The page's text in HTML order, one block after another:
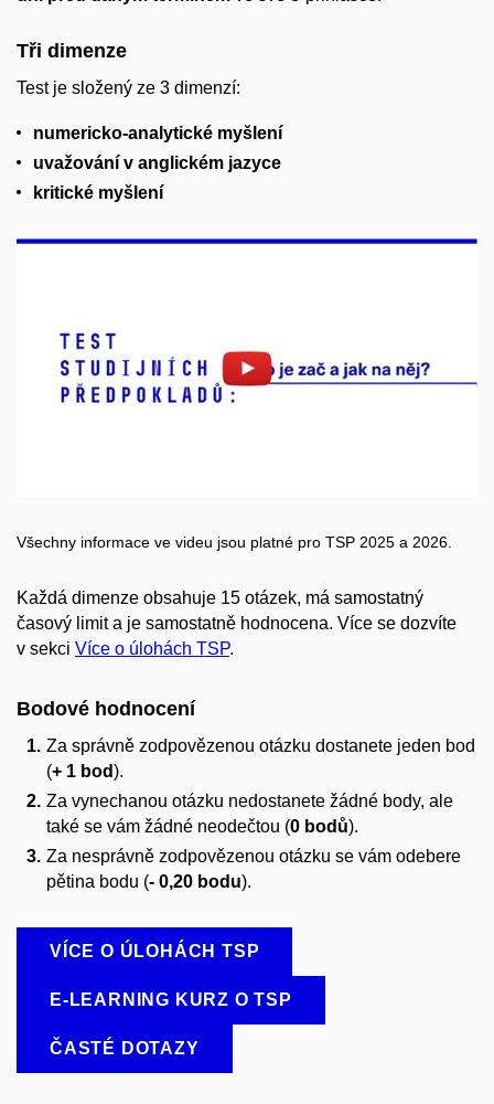
Tři dimenze
Test je složený ze 3 dimenzí:
numericko-analytické myšlení
uvažování v anglickém jazyce
kritické myšlení
Povolit cookies a přehrát
Všechny informace ve videu jsou platné pro TSP 2025 a 2026.
Každá dimenze obsahuje 15 otázek, má samostatný
časový limit a je samostatně hodnocena. Více se dozvíte
v sekci Více o úlohách TSP.
Bodové hodnocení
Za správně zodpovězenou otázku dostanete jeden bod
(+ 1 bod).
Za vynechanou otázku nedostanete žádné body, ale
také se vám žádné neodečtou (0 bodů).
Za nesprávně zodpovězenou otázku se vám odebere
pětina bodu (- 0,20 bodu).
VÍCE O ÚLOHÁCH TSP
E-LEARNING KURZ O TSP
ČASTÉ DOTAZY